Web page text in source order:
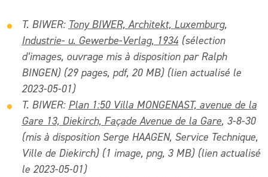
T. BIWER: Tony BIWER, Architekt, Luxemburg,
Industrie- u. Gewerbe-Verlag, 1934 (sélection
d’images, ouvrage mis à disposition par Ralph
BINGEN) (29 pages, pdf, 20 MB) (lien actualisé le
2023-05-01)
T. BIWER: Plan 1:50 Villa MONGENAST, avenue de la
Gare 13, Diekirch, Façade Avenue de la Gare, 3-8-30
(mis à disposition Serge HAAGEN, Service Technique,
Ville de Diekirch) (1 image, png, 3 MB) (lien actualisé
le 2023-05-01)